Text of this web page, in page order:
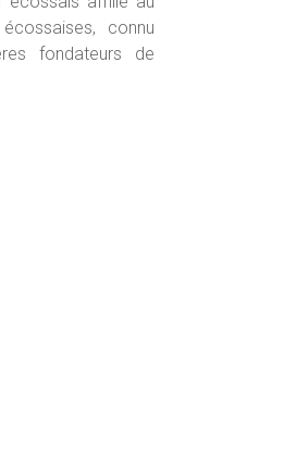
connu
fondateurs de